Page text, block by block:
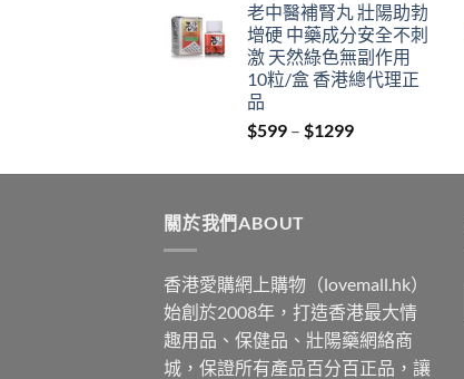
老中醫補腎丸 壯陽助勃
增硬 中藥成分安全不刺
激 天然綠色無副作用
10粒/盒 香港總代理正
品
$599 – $1299Price
$599
關於我們ABOUT
香港愛購網上購物（lovemall.hk）
始創於2008年，打造香港最大情
趣用品、保健品、壯陽藥網絡商
城，保證所有產品百分百正品，讓